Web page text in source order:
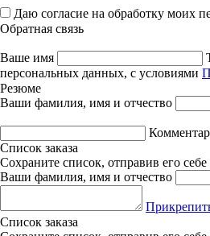
Даю согласие на обработку моих
Обратная связь
Ваше имя
персональных данных, с условиями
Резюме
Ваши фамилия, имя и отчество
Список заказа
Сохраните список, отправив его
Ваши фамилия, имя и отчество
Список заказа